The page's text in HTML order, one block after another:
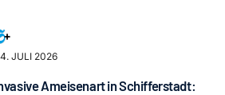
JULI 2026
Ameisenart in Schifferstadt: